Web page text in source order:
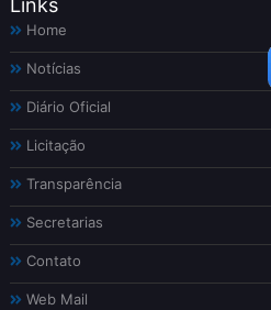
Links
Home
Notícias
Diário Oficial
Licitação
Transparência
Secretarias
Contato
Web Mail